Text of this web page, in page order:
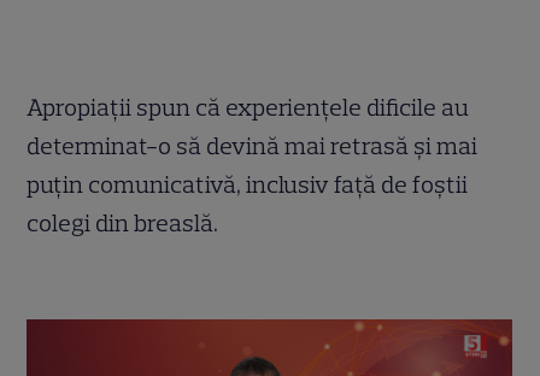
Apropiații spun că experiențele dificile au
determinat-o să devină mai retrasă și mai
puțin comunicativă, inclusiv față de foștii
colegi din breaslă.